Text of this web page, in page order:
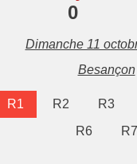
0
Dimanche 11
Besançon
R1 R2
R3
R6
R7